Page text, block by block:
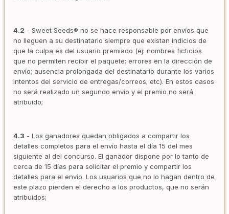
4.2 - Sweet Seeds® no se hace responsable por envíos que
no lleguen a su destinatario siempre que existan indicios de
que la culpa es del usuario premiado (ej: nombres ficticios
que no permiten recibir el paquete; errores en la dirección de
envío; ausencia prolongada del destinatario durante los varios
intentos del servicio de entregas/correos; etc). En estos casos
no será realizado un segundo envío y el premio no será
atribuido;
4.3 - Los ganadores quedan obligados a compartir los
detalles completos para el envío hasta el día 15 del mes
siguiente al del concurso. El ganador dispone por lo tanto de
cerca de 15 días para solicitar el premio y compartir los
detalles para el envío. Los usuarios que no lo hagan dentro de
este plazo pierden el derecho a los productos, que no serán
atribuidos;